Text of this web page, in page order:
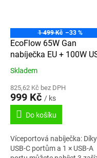
1 499 Kč –33 %
EcoFlow 65W Gan
nabíječka EU + 100W
C kabel
Skladem
825,62 Kč bez DPH
999 Kč / ks
Do košíku
Víceportová nabíječka:
USB-C portům a 1 × USB-A